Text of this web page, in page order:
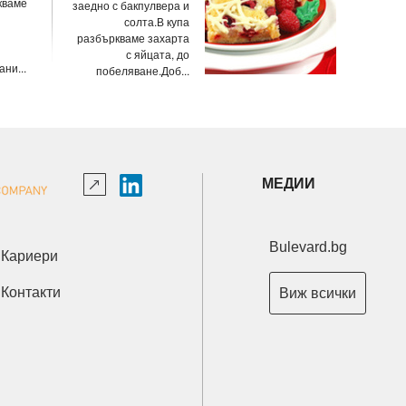
заедно с бакпулвера и
солта.В купа
разбъркваме захарта
с яйцата, до
побеляване.Доб...
Кариери
Контакти
МЕДИИ
Bulevard.bg
Виж всички